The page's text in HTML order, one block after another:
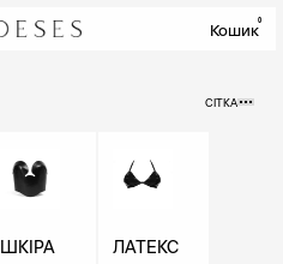
Кошик0
СІТКА
ШКІРА ЛАТЕКС